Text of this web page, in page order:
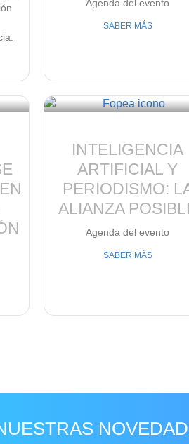
Agenda del evento
SABER MÁS
INTELIGENCIA
ARTIFICIAL Y
PERIODISMO:
ALIANZA
Agenda del evento
SABER MÁS